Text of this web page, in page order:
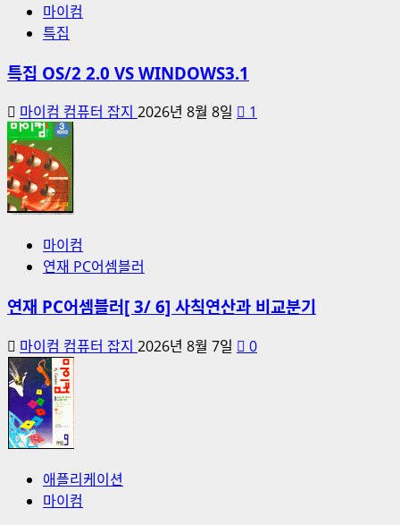
마이컴
특집
특집 OS/2 2.0 VS WINDOWS3.1
마이컴 컴퓨터 잡지 2026년 8월 8일 1
마이컴
연재 PC어셈블러
연재 PC어셈블러[ 3/ 6] 사칙연산과 비교분기
마이컴 컴퓨터 잡지 2026년 8월 7일 0
애플리케이션
마이컴